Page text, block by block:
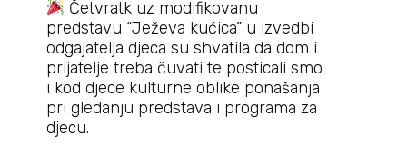
Četvratk uz modifikovanu
predstavu “Ježeva kućica” u izvedbi
odgajatelja djeca su shvatila da dom i
prijatelje treba čuvati te posticali smo
i kod djece kulturne oblike ponašanja
pri gledanju predstava i programa za
djecu.